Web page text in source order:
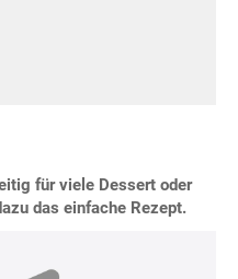
für viele Dessert oder
das einfache Rezept.